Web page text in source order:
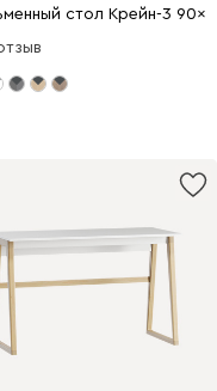
Натуральный
стол Крейн-3